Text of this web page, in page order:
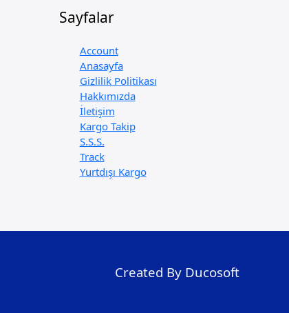
Sayfalar
Account
Anasayfa
Gizlilik Politikası
Hakkımızda
İletişim
Kargo Takip
S.S.S.
Track
Yurtdışı Kargo
Created By Ducosoft